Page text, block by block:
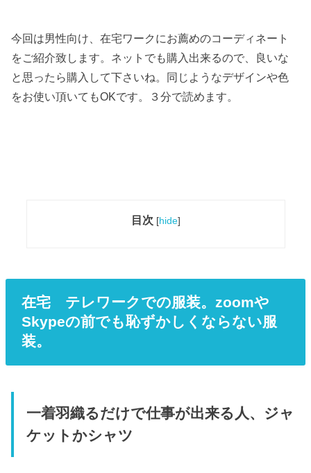
今回は男性向け、在宅ワークにお薦めのコーディネート
をご紹介致します。ネットでも購入出来るので、良いな
と思ったら購入して下さいね。同じようなデザインや色
をお使い頂いてもOKです。３分で読めます。
目次 [hide]
在宅 テレワークでの服装。zoomや
Skypeの前でも恥ずかしくならない服
装。
一着羽織るだけで仕事が出来る人、ジャ
ケットかシャツ